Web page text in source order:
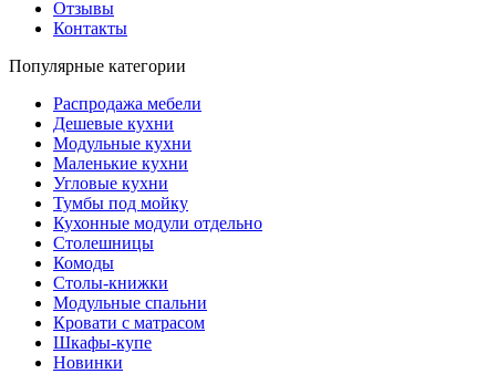
Отзывы
Контакты
Популярные категории
Распродажа мебели
Дешевые кухни
Модульные кухни
Маленькие кухни
Угловые кухни
Тумбы под мойку
Кухонные модули отдельно
Столешницы
Комоды
Столы-книжки
Модульные спальни
Кровати с матрасом
Шкафы-купе
Новинки